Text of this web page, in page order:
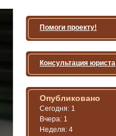
Помоги проекту!
Консультация юриста
Опубликовано
Сегодня: 1
Вчера: 1
Неделя: 4